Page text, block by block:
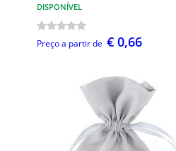
DISPONÍVEL
Preço a partir de € 0,66